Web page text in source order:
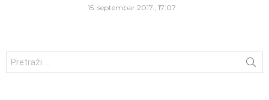
15. septembar 2017., 17:07